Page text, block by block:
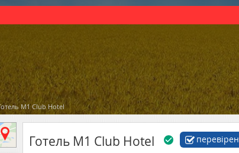
M1 Club Hotel
Готель M1 Club Hotel